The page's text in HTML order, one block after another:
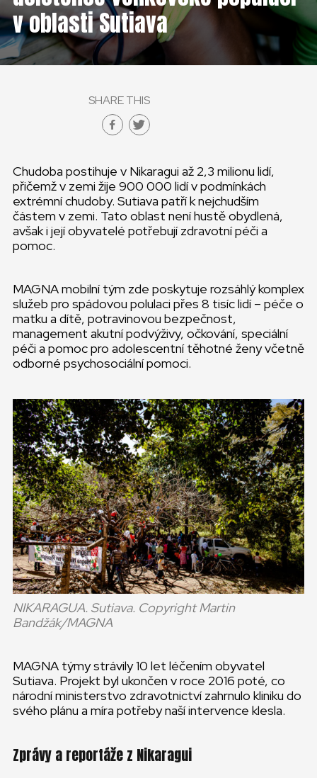
ČESKÁ REPUBLIKA
GLOBAL
ČESKÁ REPUBLIKA
v oblasti Sutiava
SHARE THIS
Chudoba postihuje v Nikaragui až 2,3 milionu lidí,
přičemž v zemi žije 900 000 lidí v podmínkách
extrémní chudoby. Sutiava patří k nejchudším
částem v zemi. Tato oblast není hustě obydlená,
avšak i její obyvatelé potřebují zdravotní péči a
pomoc.
MAGNA mobilní tým zde poskytuje rozsáhlý komplex
služeb pro spádovou polulaci přes 8 tisíc lidí – péče o
matku a dítě, potravinovou bezpečnost,
management akutní podvýživy, očkování, speciální
péči a pomoc pro adolescentní těhotné ženy včetně
odborné psychosociální pomoci.
NIKARAGUA. Sutiava. Copyright Martin
Bandžák/MAGNA
MAGNA týmy strávily 10 let léčením obyvatel
Sutiava. Projekt byl ukončen v roce 2016 poté, co
národní ministerstvo zdravotnictví zahrnulo kliniku do
svého plánu a míra potřeby naší intervence klesla.
Zprávy a reportáže z Nikaragui